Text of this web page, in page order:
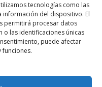
tecnologías como las
información del dispositivo. El
permitirá procesar datos
las identificaciones únicas
puede afectar
funciones.